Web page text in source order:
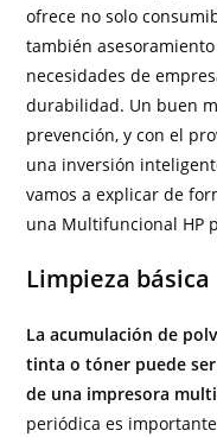
ofrece no solo
también
necesidades de
durabilidad. Un buen
prevención, y con el
una inversión
vamos a explicar de
una Multifuncional HP
Limpieza básica
La acumulación de
tinta o tóner puede
de una impresora
periódica es